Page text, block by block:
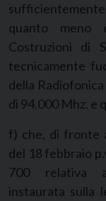
quanto meno
Costruzioni di
tecnicamente
della
di 94.000 Mhz. e
f) che, di fronte
del 18 febbraio
700 relativa
instaurata sulla